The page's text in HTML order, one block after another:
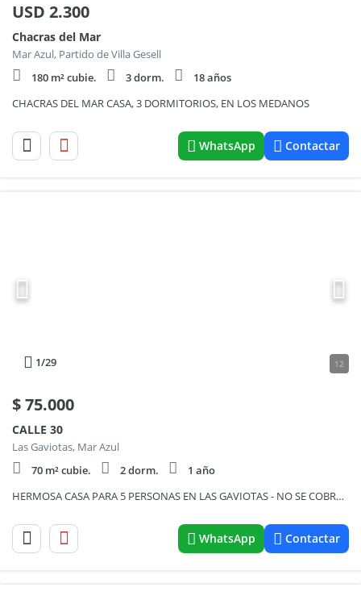
USD 2.300
Chacras del Mar
Mar Azul, Partido de Villa Gesell
180 m² cubie.
3 dorm.
18 años
CHACRAS DEL MAR CASA, 3 DORMITORIOS, EN LOS MEDANOS
WhatsApp Contactar
1/29 12
$75.000
CALLE 30
Las Gaviotas, Mar Azul
70 m² cubie.
2 dorm.
1 año
HERMOSA CASA PARA 5 PERSONAS EN LAS GAVIOTAS - NO SE COBRA COMISION
WhatsApp Contactar